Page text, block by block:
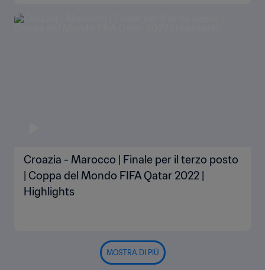
Croazia - Marocco | Finale per il terzo posto
| Coppa del Mondo FIFA Qatar 2022 |
Highlights
MOSTRA DI PIÙ